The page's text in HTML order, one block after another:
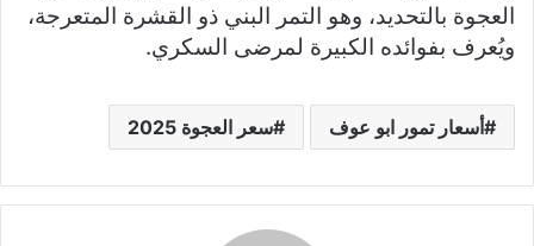
العجوة بالتحديد، وهو التمر البني ذو القشرة المتعرجة،
ويُعرف بفوائده الكبيرة لمرضى السكري.
أسعار تمور ابو عوف سعر العجوة 2025